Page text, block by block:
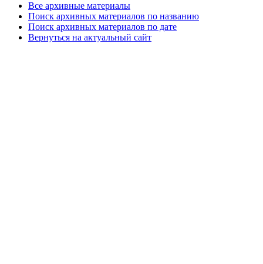
Все архивные материалы
Поиск архивных материалов по названию
Поиск архивных материалов по дате
Вернуться на актуальный сайт